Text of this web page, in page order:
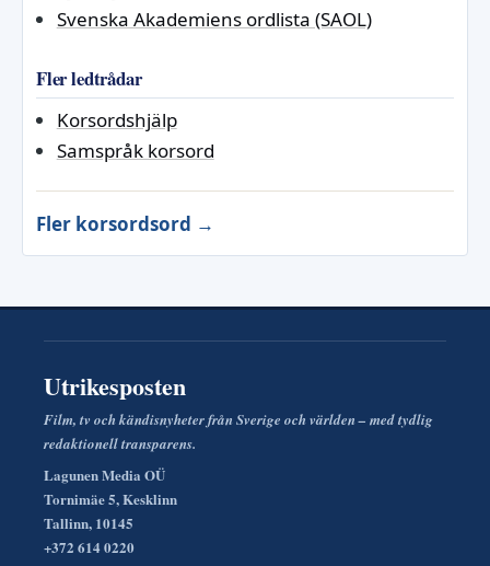
Svenska Akademiens ordlista (SAOL)
Fler ledtrådar
Korsordshjälp
Samspråk korsord
Fler korsordsord →
Utrikesposten
Film, tv och kändisnyheter från Sverige och världen – med tydlig
redaktionell transparens.
Lagunen Media OÜ
Tornimäe 5, Kesklinn
Tallinn, 10145
+372 614 0220